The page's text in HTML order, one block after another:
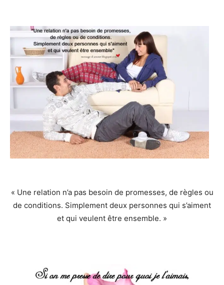
« Une relation n’a pas besoin de promesses, de règles ou
de conditions. Simplement deux personnes qui s’aiment
et qui veulent être ensemble. »